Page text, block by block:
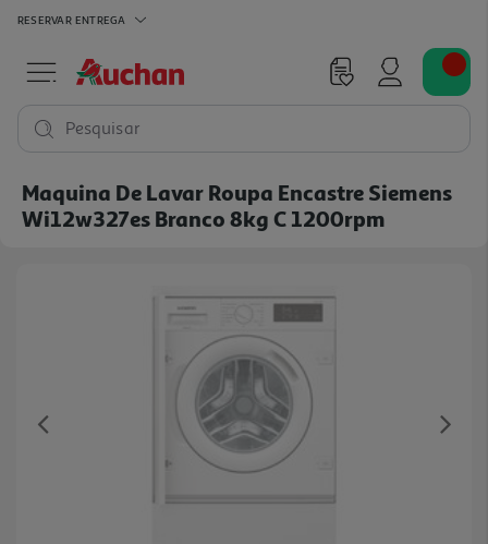
RESERVAR ENTREGA
Pesquisar
Maquina De Lavar Roupa Encastre Siemens
Wi12w327es Branco 8kg C 1200rpm
Previous